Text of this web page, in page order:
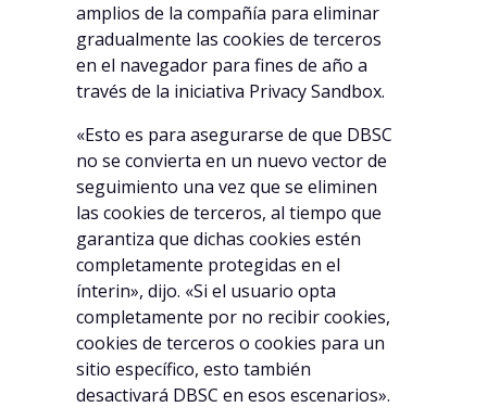
amplios de la compañía para eliminar
gradualmente las cookies de terceros
en el navegador para fines de año a
través de la iniciativa Privacy Sandbox.
«Esto es para asegurarse de que DBSC
no se convierta en un nuevo vector de
seguimiento una vez que se eliminen
las cookies de terceros, al tiempo que
garantiza que dichas cookies estén
completamente protegidas en el
ínterin», dijo. «Si el usuario opta
completamente por no recibir cookies,
cookies de terceros o cookies para un
sitio específico, esto también
desactivará DBSC en esos escenarios».